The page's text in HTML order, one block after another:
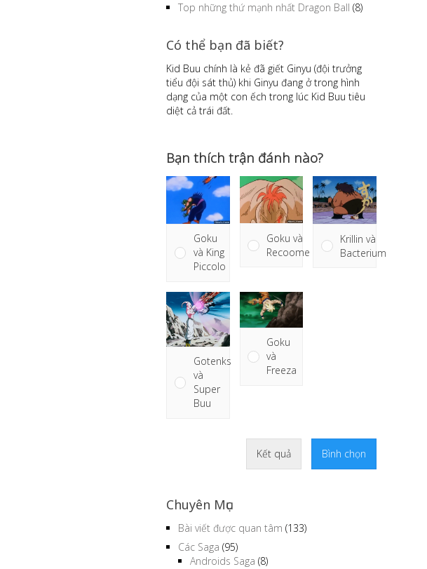
Top những thứ mạnh nhất Dragon Ball (8)
Có thể bạn đã biết?
Launch bị truy nã với mức tiền thưởng là
2.000.000 đô la
Goku
và King
Piccolo
Goku và
Recoome
Krillin và
Bacterium
Gotenks
và
Super
Buu
Goku
và
Freeza
Bài viết được quan tâm
Androids Saga(8)
Cell Saga(5)